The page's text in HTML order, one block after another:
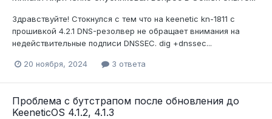
Здравствуйте! Стокнулся с тем что на keenetic kn-1811 c
прошивкой 4.2.1 DNS-резолвер не обращает внимания на
недействительные подписи DNSSEC. dig +dnssec...
20 ноября, 2024 3 ответа
Проблема с бутстрапом после обновления до
KeeneticOS 4.1.2, 4.1.3